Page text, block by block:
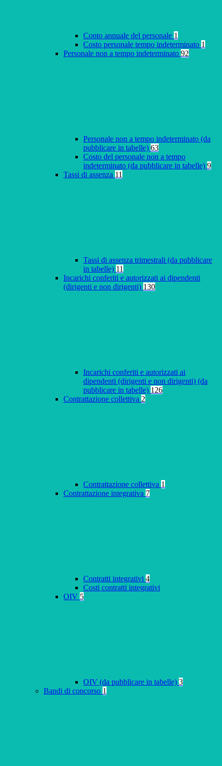
Conto annuale del personale 1
Costo personale tempo indeterminato 1
Personale non a tempo indeterminato 92
Personale non a tempo indeterminato (da
pubblicare in tabelle) 63
Costo del personale non a tempo
indeterminato (da pubblicare in tabelle) 9
Tassi di assenza 11
Tassi di assenza trimestrali (da pubblicare
in tabelle) 11
Incarichi conferiti e autorizzati ai dipendenti
(dirigenti e non dirigenti) 130
Incarichi conferiti e autorizzati ai
dipendenti (dirigenti e non dirigenti) (da
pubblicare in tabelle) 126
Contrattazione collettiva 2
Contrattazione collettiva 1
Contrattazione integrativa 7
Contratti integrativi 4
Costi contratti integrativi
OIV 5
OIV (da pubblicare in tabelle) 3
Bandi di concorso 1